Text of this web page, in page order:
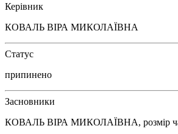
Керівник
КОВАЛЬ ВІРА МИКОЛАЇВНА
Статус
припинено
Засновники
КОВАЛЬ ВІРА МИКОЛАЇВНА, розмір